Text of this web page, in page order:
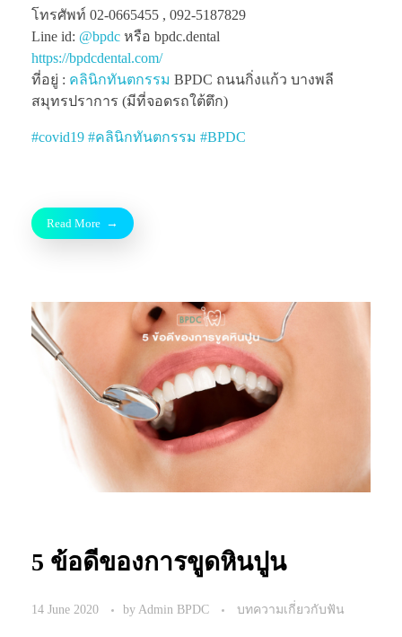
โทรศัพท์ 02-0665455 , 092-5187829
Line id: @bpdc หรือ bpdc.dental
https://bpdcdental.com/
ที่อยู่ : คลินิกทันตกรรม BPDC ถนนกิ่งแก้ว บางพลี
สมุทรปราการ (มีที่จอดรถใต้ตึก)
#covid19 #คลินิกทันตกรรม #BPDC
Read More
5 ข้อดีของการขูดหินปูน
14 June 2020 by Admin BPDC บทความเกี่ยวกับฟัน